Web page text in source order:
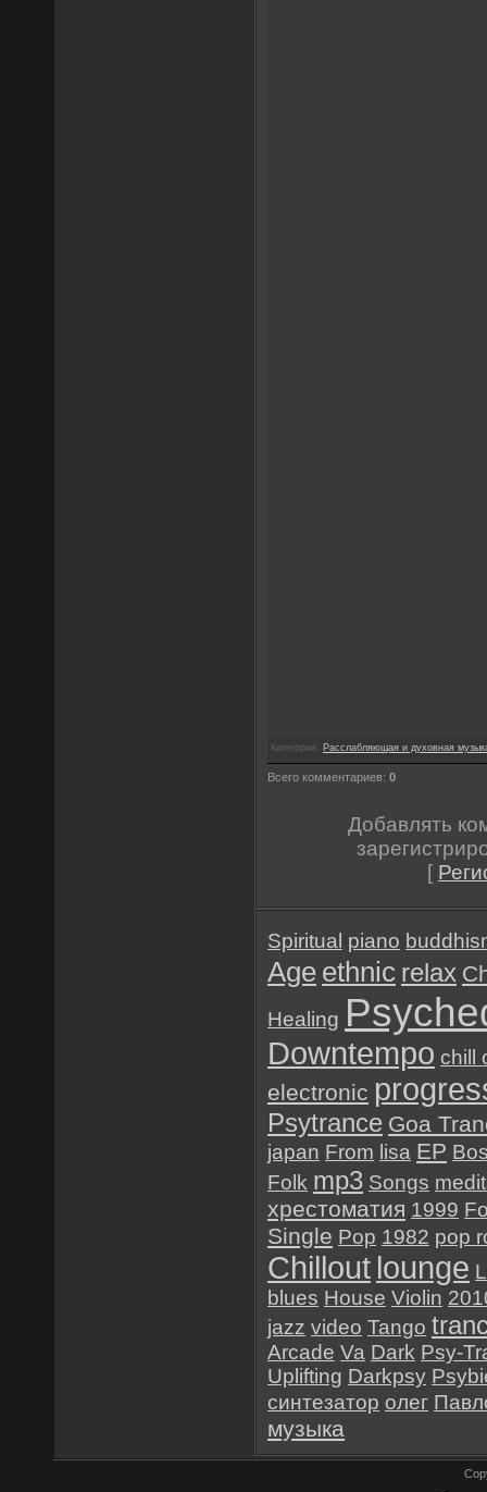
Категория: Расслабляющая и духовная
Всего комментариев: 0
Добавлять
[
Spiritual piano
Age ethnic relax
Healing
Downtempo chill
electronic
Psytrance Goa
japan From lisa EP
Folk mp3 Songs
хрестоматия 1999
Single Pop 1982 pop
Chillout lounge
blues House Violin
jazz video Tango
Arcade Va Dark Psy-
Uplifting Darkpsy
синтезатор олег
музыка